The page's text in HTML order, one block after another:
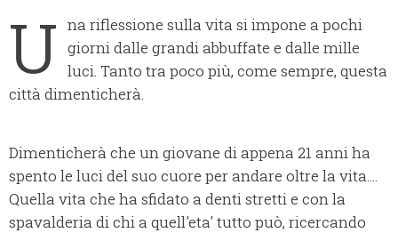
U na riflessione sulla vita si impone a pochi
giorni dalle grandi abbuffate e dalle mille
luci. Tanto tra poco più, come sempre, questa
città dimenticherà.
Dimenticherà che un giovane di appena 21 anni ha
spento le luci del suo cuore per andare oltre la vita....
Quella vita che ha sfidato a denti stretti e con la
spavalderia di chi a quell'eta' tutto può, ricercando